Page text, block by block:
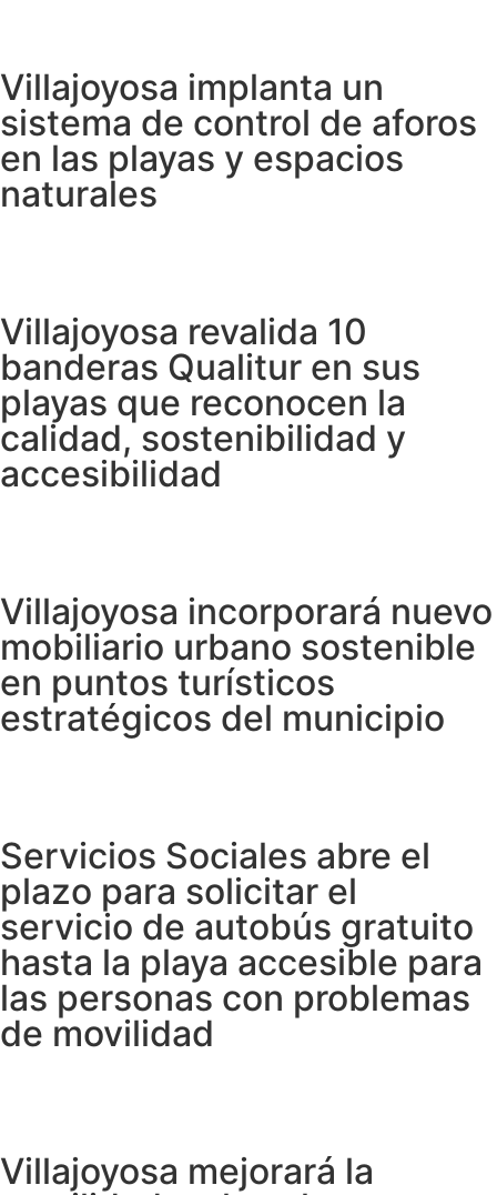
Villajoyosa implanta un
sistema de control de aforos
en las playas y espacios
naturales
Villajoyosa revalida 10
banderas Qualitur en sus
playas que reconocen la
calidad, sostenibilidad y
accesibilidad
Villajoyosa incorporará nuevo
mobiliario urbano sostenible
en puntos turísticos
estratégicos del municipio
Servicios Sociales abre el
plazo para solicitar el
servicio de autobús gratuito
hasta la playa accesible para
las personas con problemas
de movilidad
Villajoyosa mejorará la